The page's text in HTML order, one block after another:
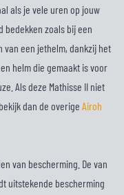
als je vele uren op jouw
bedekken zoals bij een
een jethelm, dankzij het
helm die gemaakt is voor
Als deze Mathisse II niet
dan de overige Airoh
van bescherming. De van
uitstekende bescherming